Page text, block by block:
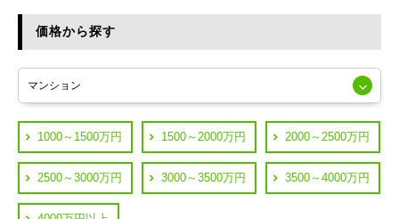
渋谷区
練馬区
葛飾区
横浜市鶴見区
横浜市神奈川区
都営浅草線
JR中央線
JR中央・総武線
価格から探す
1000～1500万円 1500～2000万円 2000～2500万円
2500～3000万円 3000～3500万円 3500～4000万円